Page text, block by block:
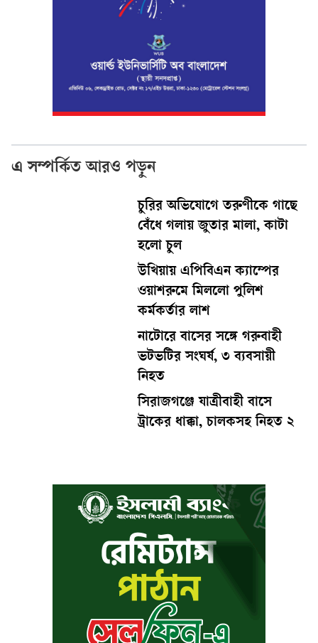
এ সম্পর্কিত আরও পড়ুন
চুরির অভিযোগে তরুণীকে গাছে
বেঁধে গলায় জুতার মালা, কাটা
হলো চুল
উখিয়ায় এপিবিএন ক্যাম্পের
ওয়াশরুমে মিললো পুলিশ
কর্মকর্তার লাশ
নাটোরে বাসের সঙ্গে গরুবাহী
ভটভটির সংঘর্ষ, ৩ ব্যবসায়ী
নিহত
সিরাজগঞ্জে যাত্রীবাহী বাসে
ট্রাকের ধাক্কা, চালকসহ নিহত ২